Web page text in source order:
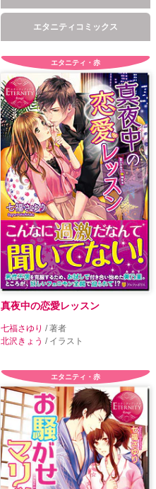
エタニティコミックス
エタニティ・赤
真夜中の恋愛レッスン
七福さゆり / 著者
北沢きょう / イラスト
エタニティ・赤